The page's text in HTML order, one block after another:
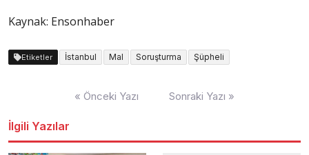
Kaynak: Ensonhaber
Etiketler İstanbul Mal Soruşturma Şüpheli
« Önceki Yazı Sonraki Yazı »
İlgili Yazılar